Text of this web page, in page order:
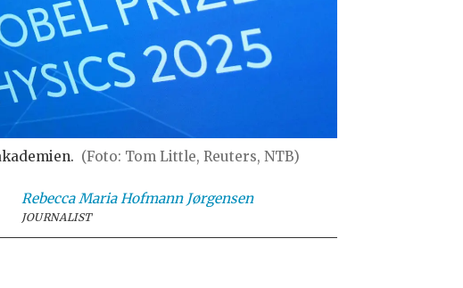
(Foto: Tom Little, Reuters, NTB)
Rebecca Maria Hofmann Jørgensen
JOURNALIST